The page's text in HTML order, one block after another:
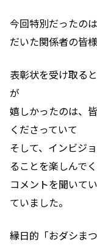
今回特別だったのは
だいた関係者の皆
表彰状を受け取る
が
嬉しかったのは、
くださっていて
そして、インビジ
ることを楽しんで
コメントを聞いて
ていました。
縁日的「おダシま